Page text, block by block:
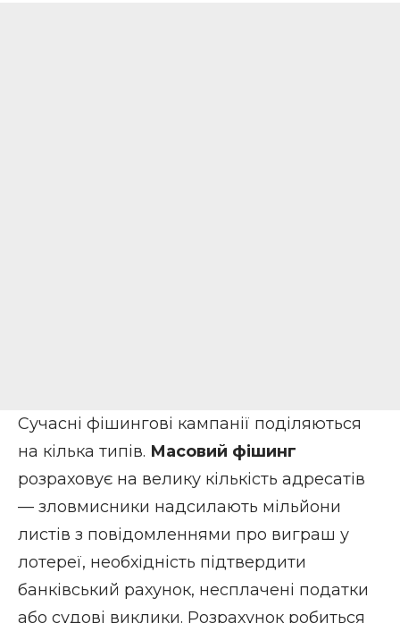
Сучасні фішингові кампанії поділяються
на кілька типів. Масовий фішинг
розраховує на велику кількість адресатів
— зловмисники надсилають мільйони
листів з повідомленнями про виграш у
лотереї, необхідність підтвердити
банківський рахунок, несплачені податки
або судові виклики. Розрахунок робиться